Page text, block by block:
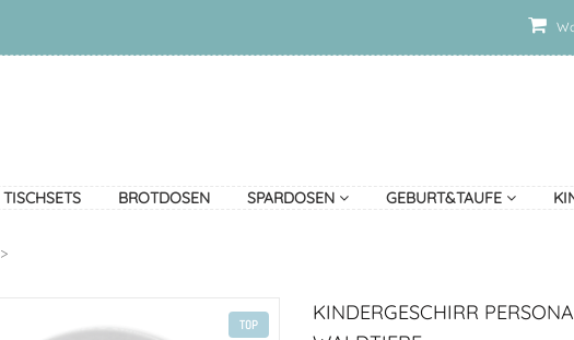
TISCHSETS BROTDOSEN SPARDOSEN GEBURT&TAUFE
>
TOP
KINDERGESCHIRR